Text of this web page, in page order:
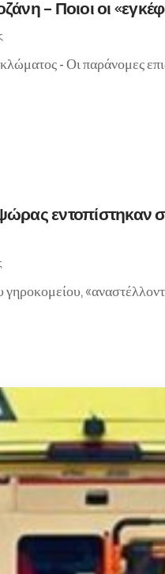
– Ποιοι οι
- Οι παράνομες
εντοπίστηκαν